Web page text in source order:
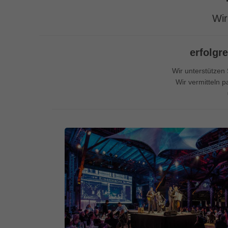
Wir unterstützen
Wir vermitteln